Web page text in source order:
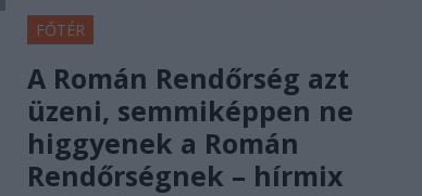
FŐTÉR
A Román Rendőrség azt
üzeni, semmiképpen ne
higgyenek a Román
Rendőrségnek – hírmix